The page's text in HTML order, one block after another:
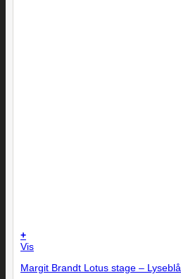
+
Vis
Margit Brandt Lotus stage – Lyseblå